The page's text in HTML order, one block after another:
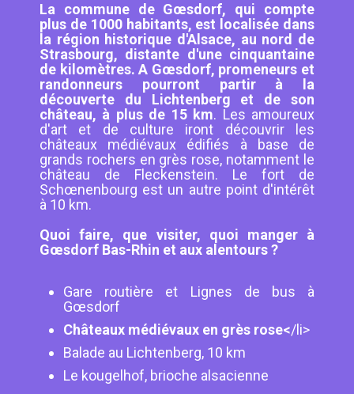
La commune de Gœsdorf, qui compte
plus de 1000 habitants, est localisée dans
la région historique d'Alsace, au nord de
Strasbourg, distante d'une cinquantaine
de kilomètres. A Gœsdorf, promeneurs et
randonneurs pourront partir à la
découverte du Lichtenberg et de son
château, à plus de 15 km. Les amoureux
d'art et de culture iront découvrir les
châteaux médiévaux édifiés à base de
grands rochers en grès rose, notamment le
château de Fleckenstein. Le fort de
Schœnenbourg est un autre point d'intérêt
à 10 km.
Quoi faire, que visiter, quoi manger à
Gœsdorf Bas-Rhin et aux alentours ?
Gare routière et Lignes de bus à
Gœsdorf
Châteaux médiévaux en grès rose</li>
Balade au Lichtenberg, 10 km
Le kougelhof, brioche alsacienne